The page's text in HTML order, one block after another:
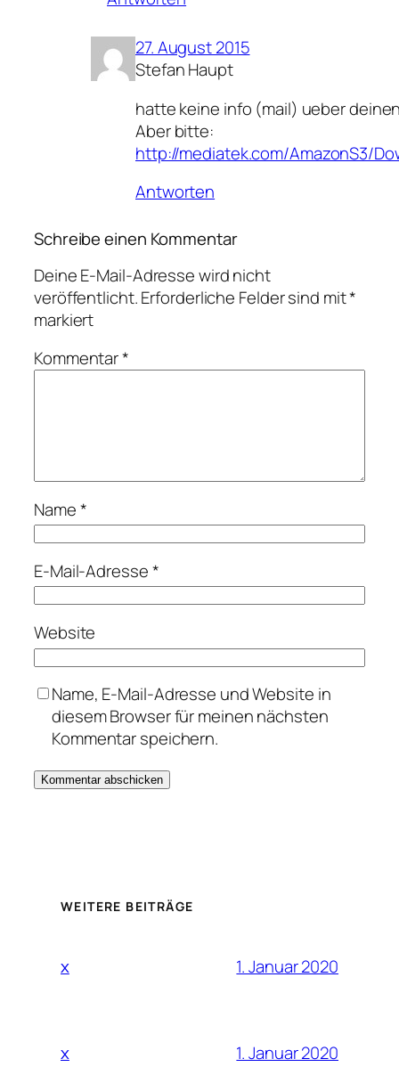
27. August 2015
Stefan Haupt
hatte keine info (mail) ueber
Aber bitte:
http://mediatek.com/AmazonS3/
Antworten
Schreibe einen Kommentar
Deine E-Mail-Adresse wird nicht
veröffentlicht.Erforderliche Felder sind mit*
markiert
Kommentar*
Name*
E-Mail-Adresse*
Website
Name, E-Mail-Adresse und Website in
diesem Browser für meinen nächsten
Kommentar speichern.
WEITERE BEITRÄGE
x 1. Januar 2020
x 1. Januar 2020